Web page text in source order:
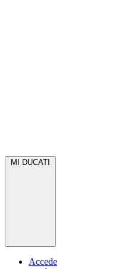
MI DUCATI
Accede